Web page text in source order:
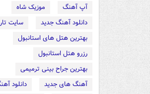
آپ آهنگ
موزیک شاه
دانلود آهنگ جدید
سایت
بهترین هتل های استانبول
رزرو هتل استانبول
بهترین جراح بینی ترمیمی
آهنگ های جدید
دانلود